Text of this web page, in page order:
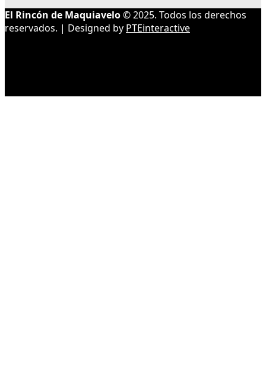
El Rincón de Maquiavelo© 2025. Todos los derechos
reservados. | Designed by PTEinteractive